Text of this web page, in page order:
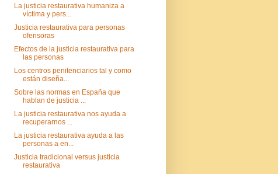
La justicia restaurativa humaniza a
víctima y pers...
Justicia restaurativa para personas
ofensoras
Efectos de la justicia restaurativa para
las personas
Los centros penitenciarios tal y como
están diseña...
Sobre las normas en España que
hablan de justicia ...
La justicia restaurativa nos ayuda a
recuperarnos ...
La justicia restaurativa ayuda a las
personas a en...
Justicia tradicional versus justicia
restaurativa